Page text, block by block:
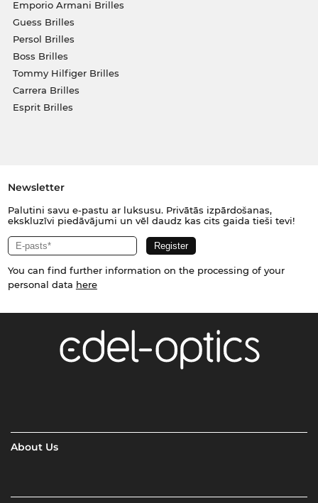
Emporio Armani Brilles
Guess Brilles
Persol Brilles
Boss Brilles
Tommy Hilfiger Brilles
Carrera Brilles
Esprit Brilles
Newsletter
Palutini savu e-pastu ar luksusu. Privātās izpārdošanas,
ekskluzīvi piedāvājumi un vēl daudz kas cits gaida tieši tevi!
You can find further information on the processing of your
personal data here
About Us